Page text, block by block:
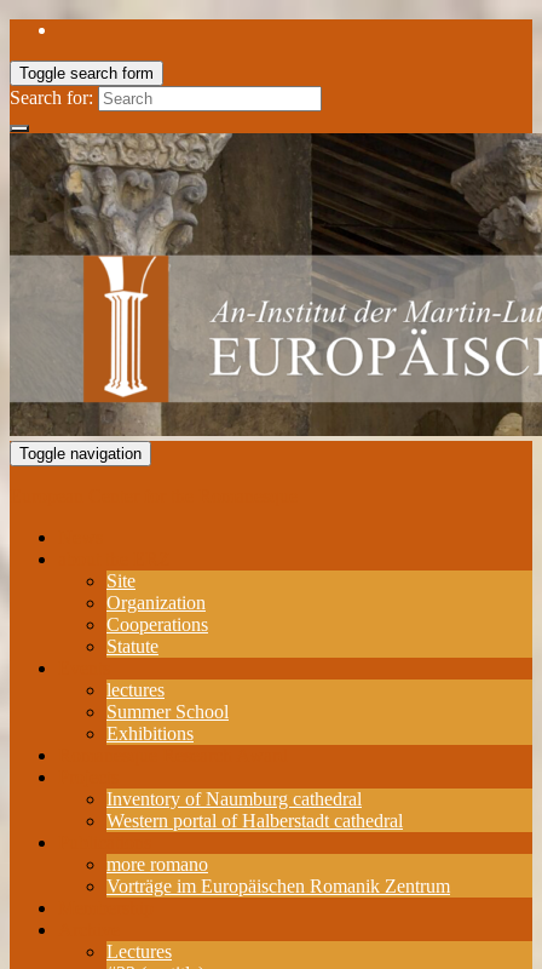
Toggle search form
Search for:
Toggle navigation
Site
Organization
Cooperations
Statute
lectures
Summer School
Exhibitions
Inventory of Naumburg cathedral
Western portal of Halberstadt cathedral
more romano
Vorträge im Europäischen Romanik Zentrum
Lectures